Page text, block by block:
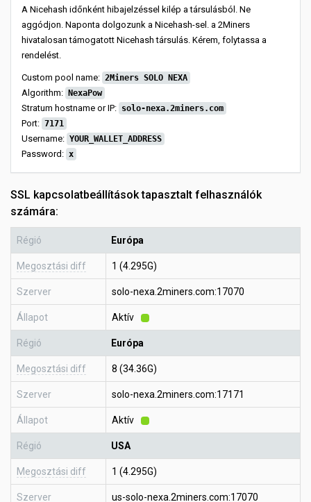
A Nicehash időnként hibajelzéssel kilép a társulásból. Ne
aggódjon. Naponta dolgozunk a Nicehash-sel. a 2Miners
hivatalosan támogatott Nicehash társulás. Kérem, folytassa a
rendelést.
Custom pool name: 2Miners SOLO NEXA
Algorithm: NexaPow
Stratum hostname or IP: solo-nexa.2miners.com
Port: 7171
Username: YOUR_WALLET_ADDRESS
Password: x
SSL kapcsolatbeállítások tapasztalt felhasználók
számára:
Régió Európa
Megosztási diff 1 (4.295G)
Szerver solo-nexa.2miners.com:17070
Állapot Aktív
Régió Európa
Megosztási diff 8 (34.36G)
Szerver solo-nexa.2miners.com:17171
Állapot Aktív
Régió USA
Megosztási diff 1 (4.295G)
Szerver us-solo-nexa.2miners.com:17070